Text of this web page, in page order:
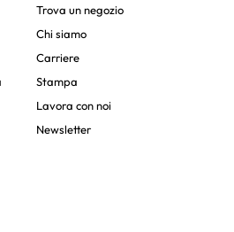
Trova un negozio
Chi siamo
Carriere
Stampa
Lavora con noi
Newsletter